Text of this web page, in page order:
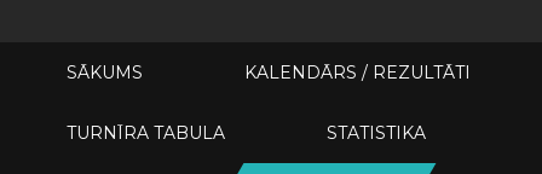
SĀKUMS KALENDĀRS / REZULTĀTI
TURNĪRA TABULA STATISTIKA